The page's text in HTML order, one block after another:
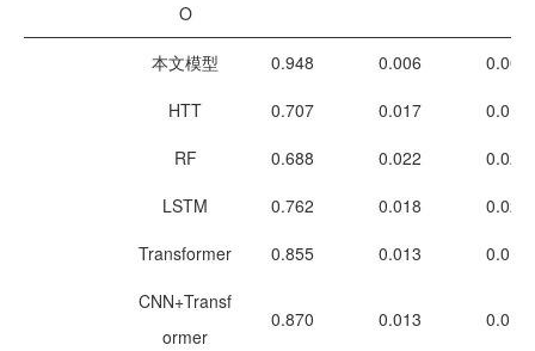
O
本文模型 0.948 0.006
0.007
HTT
0.707 0.017
0.019
RF
0.688 0.022
0.025
LSTM
0.762 0.018
0.021
Transformer
0.855 0.013
0.017
CNN+Transf
ormer
0.870 0.013 0.016